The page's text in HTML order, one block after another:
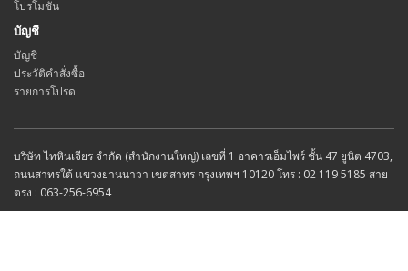
โปรโมชั่น
บัญชี
บัญชี
ประวัติคำสั่งซื้อ
รายการโปรด
บริษัท ไทหินเจียร จำกัด (สำนักงานใหญ่) เลขที่ 1 อาคารเอ็มไพร์ ชั้น 47 ยูนิต 4703,
ถนนสาทรใต้ แขวงยานนาวา เขตสาทร กรุงเทพฯ 10120 โทร : 02 119 5185 สาย
ตรง : 063-256-6954